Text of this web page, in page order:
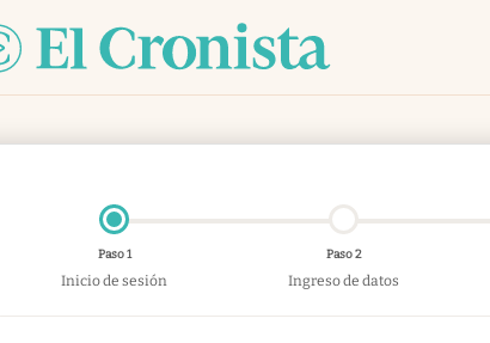
Paso 1
Inicio de sesión
Paso 2
Ingreso de datos